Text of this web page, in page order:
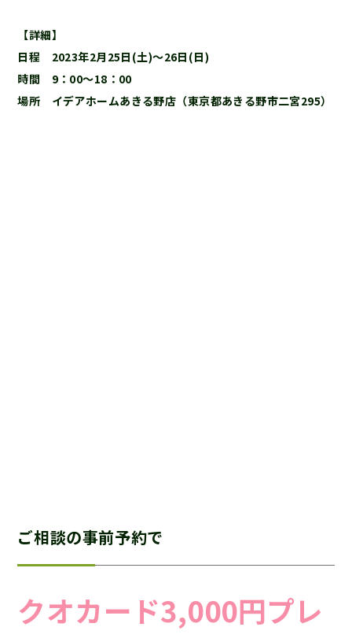
【詳細】
日程 2023年2月25日(土)～26日(日)
時間 9：00～18：00
場所 イデアホームあきる野店（東京都あきる野市二宮295）
ご相談の事前予約で
クオカード3,000円プレ